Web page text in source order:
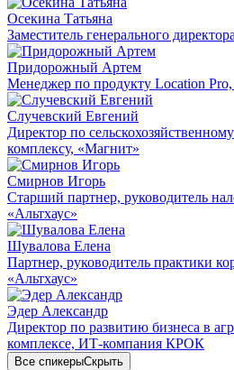
Осекина Татьяна
Заместитель генерального
Придорожный Артем
Менеджер по продукту Location
Случевский Евгений
Директор по
комплексу, «Магнит»
Смирнов Игорь
Старший партнер, руководитель
«Альтхаус»
Шувалова Елена
Партнер, руководитель практики
«Альтхаус»
Эдер Александр
Директор по развитию бизнеса в
комплексе, ИТ-компания КРОК
Все спикерыСкрыть